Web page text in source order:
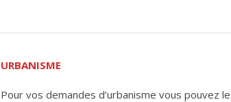
URBANISME
Pour vos demandes d’urbanisme vous pouvez